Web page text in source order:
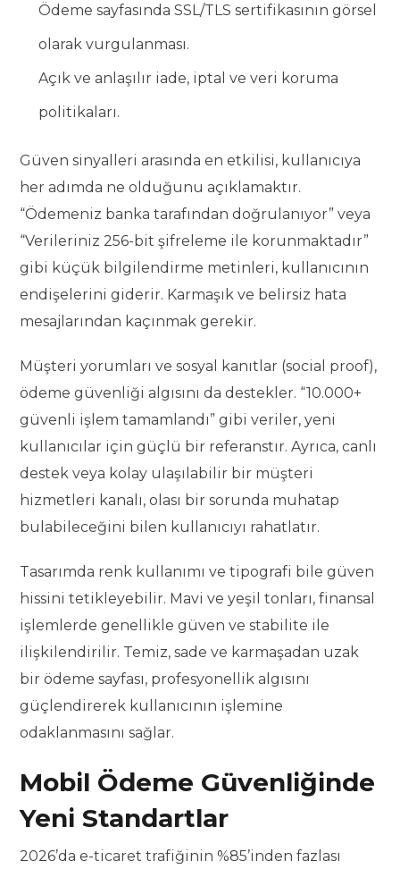
Ödeme sayfasında SSL/TLS sertifikasının görsel
olarak vurgulanması.
Açık ve anlaşılır iade, iptal ve veri koruma
politikaları.
Güven sinyalleri arasında en etkilisi, kullanıcıya
her adımda ne olduğunu açıklamaktır.
“Ödemeniz banka tarafından doğrulanıyor” veya
“Verileriniz 256-bit şifreleme ile korunmaktadır”
gibi küçük bilgilendirme metinleri, kullanıcının
endişelerini giderir. Karmaşık ve belirsiz hata
mesajlarından kaçınmak gerekir.
Müşteri yorumları ve sosyal kanıtlar (social proof),
ödeme güvenliği algısını da destekler. “10.000+
güvenli işlem tamamlandı” gibi veriler, yeni
kullanıcılar için güçlü bir referanstır. Ayrıca, canlı
destek veya kolay ulaşılabilir bir müşteri
hizmetleri kanalı, olası bir sorunda muhatap
bulabileceğini bilen kullanıcıyı rahatlatır.
Tasarımda renk kullanımı ve tipografi bile güven
hissini tetikleyebilir. Mavi ve yeşil tonları, finansal
işlemlerde genellikle güven ve stabilite ile
ilişkilendirilir. Temiz, sade ve karmaşadan uzak
bir ödeme sayfası, profesyonellik algısını
güçlendirerek kullanıcının işlemine
odaklanmasını sağlar.
Mobil Ödeme Güvenliğinde
Yeni Standartlar
2026’da e-ticaret trafiğinin %85’inden fazlası